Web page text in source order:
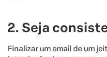
2. Seja
Finalizar um email de um